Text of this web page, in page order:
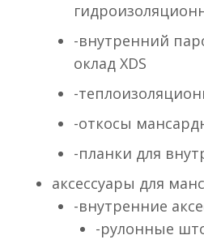
-внутренний
оклад XDS
-
-откосы
-планки для
аксессуары для
-внутренние
-рулонные